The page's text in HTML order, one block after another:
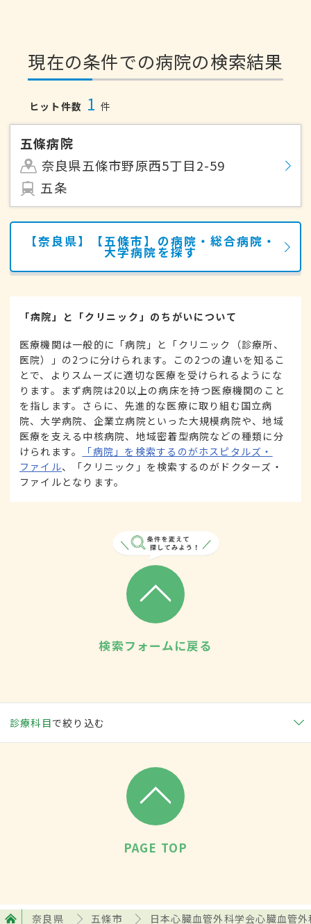
現在の条件での病院の検索結果
ヒット件数 1 件
五條病院
奈良県五條市野原西5丁目2-59
五条
【奈良県】【五條市】の病院・総合病院・
大学病院を探す
「病院」と「クリニック」のちがいについて
医療機関は一般的に「病院」と「クリニック（診療所、
医院）」の2つに分けられます。この2つの違いを知るこ
とで、よりスムーズに適切な医療を受けられるようにな
ります。まず病院は20以上の病床を持つ医療機関のこと
を指します。さらに、先進的な医療に取り組む国立病
院、大学病院、企業立病院といった大規模病院や、地域
医療を支える中核病院、地域密着型病院などの種類に分
けられます。
「病院」を検索するのがホスピタルズ・
ファイル、「クリニック」を検索するのがドクターズ・
ファイルとなります。
検索フォームに戻る
診療科目で絞り込む
PAGE TOP
奈良県 五條市 日本心臓血管外科学会心臓血管